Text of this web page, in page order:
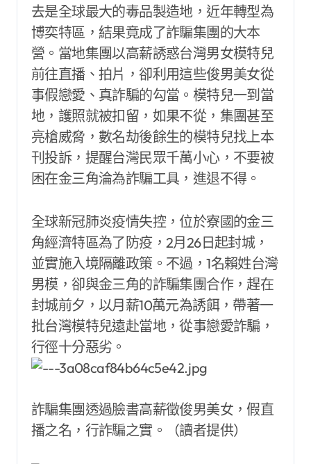
去是全球最大的毒品製造地，近年轉型為
博奕特區，結果竟成了詐騙集團的大本
營。當地集團以高薪誘惑台灣男女模特兒
前往直播、拍片，卻利用這些俊男美女從
事假戀愛、真詐騙的勾當。模特兒一到當
地，護照就被扣留，如果不從，集團甚至
亮槍威脅，數名劫後餘生的模特兒找上本
刊投訴，提醒台灣民眾千萬小心，不要被
困在金三角淪為詐騙工具，進退不得。
全球新冠肺炎疫情失控，位於寮國的金三
角經濟特區為了防疫，2月26日起封城，
並實施入境隔離政策。不過，1名賴姓台灣
男模，卻與金三角的詐騙集團合作，趕在
封城前夕，以月薪10萬元為誘餌，帶著一
批台灣模特兒遠赴當地，從事戀愛詐騙，
行徑十分惡劣。
詐騙集團透過臉書高薪徵俊男美女，假直
播之名，行詐騙之實。（讀者提供）